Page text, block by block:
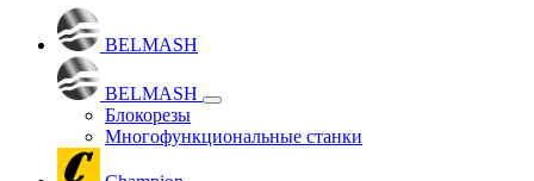
BELMASH
BELMASH
Блокорезы
Многофункциональные станки